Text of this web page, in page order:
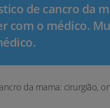
de cancro da
com o médico.
da mama: cirurgião,